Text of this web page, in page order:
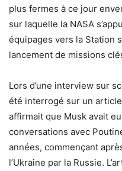
plus fermes à ce jour
sur laquelle la NASA
équipages vers la Station
lancement de missions
Lors d’une interview sur
été interrogé sur un
affirmait que Musk avait
conversations avec
années, commençant
l’Ukraine par la Russie.